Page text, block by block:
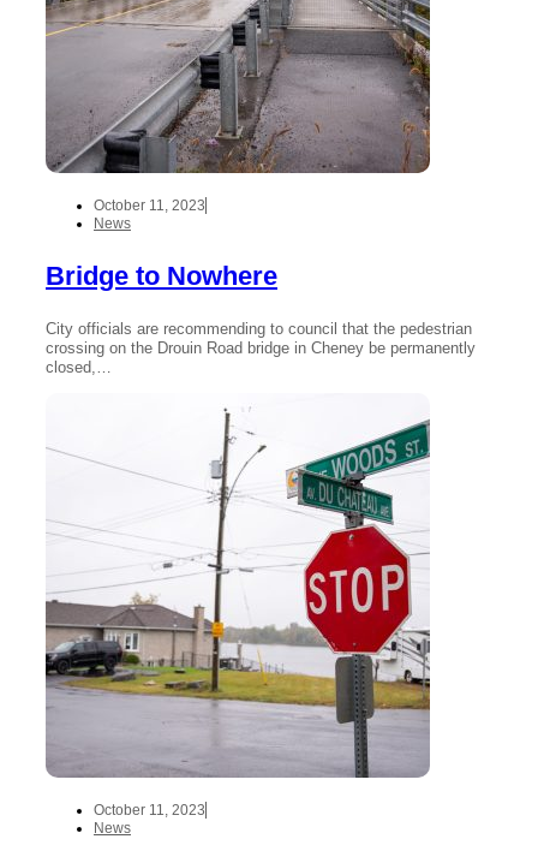
October 11, 2023
News
Bridge to Nowhere
City officials are recommending to council that the pedestrian
crossing on the Drouin Road bridge in Cheney be permanently
closed,…
October 11, 2023
News